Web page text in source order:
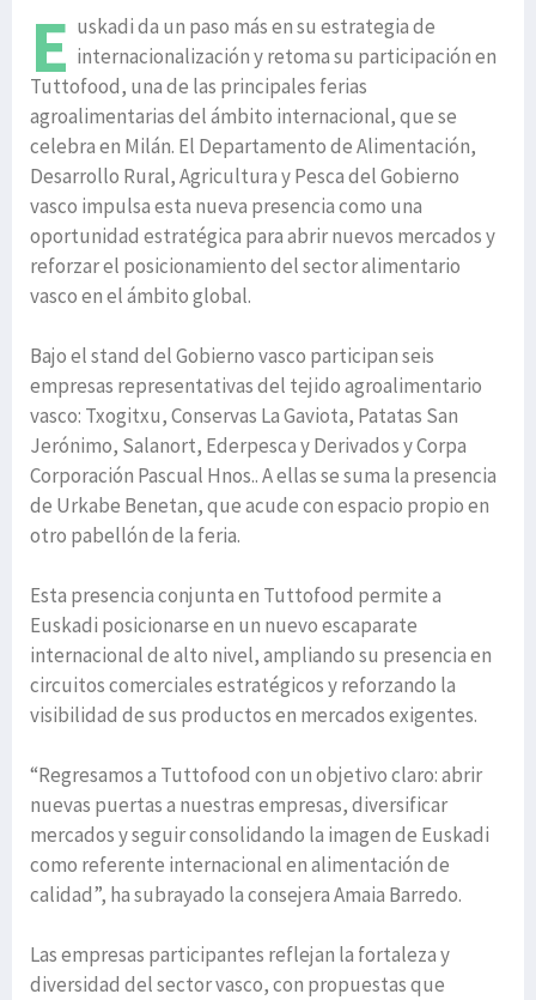
E uskadi da un paso más en su estrategia de
internacionalización y retoma su participación en
Tuttofood, una de las principales ferias
agroalimentarias del ámbito internacional, que se
celebra en Milán. El Departamento de Alimentación,
Desarrollo Rural, Agricultura y Pesca del Gobierno
vasco impulsa esta nueva presencia como una
oportunidad estratégica para abrir nuevos mercados y
reforzar el posicionamiento del sector alimentario
vasco en el ámbito global.
Bajo el stand del Gobierno vasco participan seis
empresas representativas del tejido agroalimentario
vasco: Txogitxu, Conservas La Gaviota, Patatas San
Jerónimo, Salanort, Ederpesca y Derivados y Corpa
Corporación Pascual Hnos.. A ellas se suma la presencia
de Urkabe Benetan, que acude con espacio propio en
otro pabellón de la feria.
Esta presencia conjunta en Tuttofood permite a
Euskadi posicionarse en un nuevo escaparate
internacional de alto nivel, ampliando su presencia en
circuitos comerciales estratégicos y reforzando la
visibilidad de sus productos en mercados exigentes.
“Regresamos a Tuttofood con un objetivo claro: abrir
nuevas puertas a nuestras empresas, diversificar
mercados y seguir consolidando la imagen de Euskadi
como referente internacional en alimentación de
calidad”, ha subrayado la consejera Amaia Barredo.
Las empresas participantes reflejan la fortaleza y
diversidad del sector vasco, con propuestas que